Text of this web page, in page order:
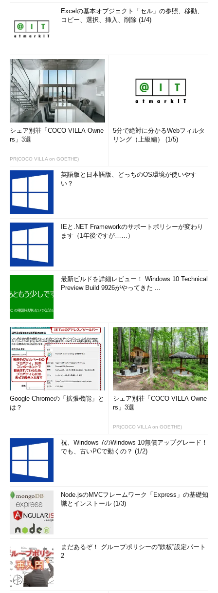
Excelの基本オブジェクト「セル」の参照、移動、
コピー、選択、挿入、削除 (1/4)
シェア別荘「COCO VILLA Owne
rs」3選
PR(COCO VILLA on GOETHE)
5分で絶対に分かるWebフィルタ
リング（上級編） (1/5)
英語版と日本語版、どっちのOS環境が使いやす
い？
IEと.NET Frameworkのサポートポリシーが変わり
ます（1年後ですが……）
最新ビルドを詳細レビュー！ Windows 10 Technical
Preview Build 9926がやってきた ...
Google Chromeの「拡張機能」と
は？
シェア別荘「COCO VILLA Owne
rs」3選
PR(COCO VILLA on GOETHE)
祝、Windows 7のWindows 10無償アップグレード！
でも、古いPCで動くの？ (1/2)
Node.jsのMVCフレームワーク「Express」の基礎知
識とインストール (1/3)
まだあるぞ！ グループポリシーの“鉄板”設定パート
2